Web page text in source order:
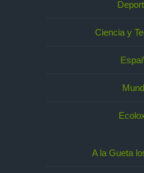
Ciencia y
A la Gueta